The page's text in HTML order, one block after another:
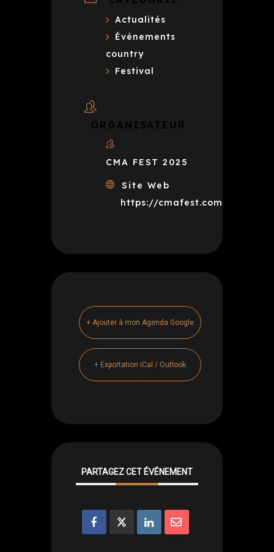
Actualités
Événements
country
Festival
ORGANISATEUR
CMA FEST 2025
Site Web
https://cmafest.com/
+ Ajouter à mon Agenda Google
+ Exportation iCal / Outlook
PARTAGEZ CET ÉVÉNEMENT